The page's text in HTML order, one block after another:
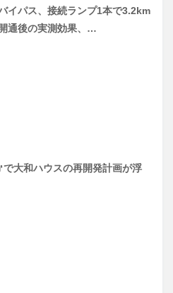
イパス、接続ランプ1本で3.2km
通後の実測効果、…
大和ハウスの再開発計画が浮